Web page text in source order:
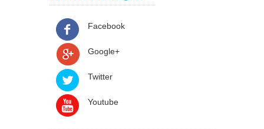
Facebook
Google+
Twitter
Youtube